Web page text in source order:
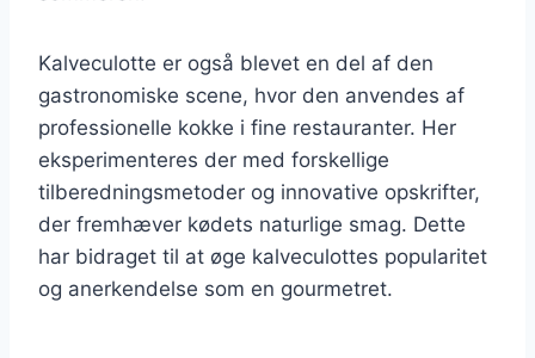
Kalveculotte er også blevet en del af den
gastronomiske scene, hvor den anvendes af
professionelle kokke i fine restauranter. Her
eksperimenteres der med forskellige
tilberedningsmetoder og innovative opskrifter,
der fremhæver kødets naturlige smag. Dette
har bidraget til at øge kalveculottes popularitet
og anerkendelse som en gourmetret.